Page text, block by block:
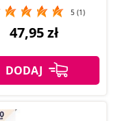
5 (1)
47,95 zł